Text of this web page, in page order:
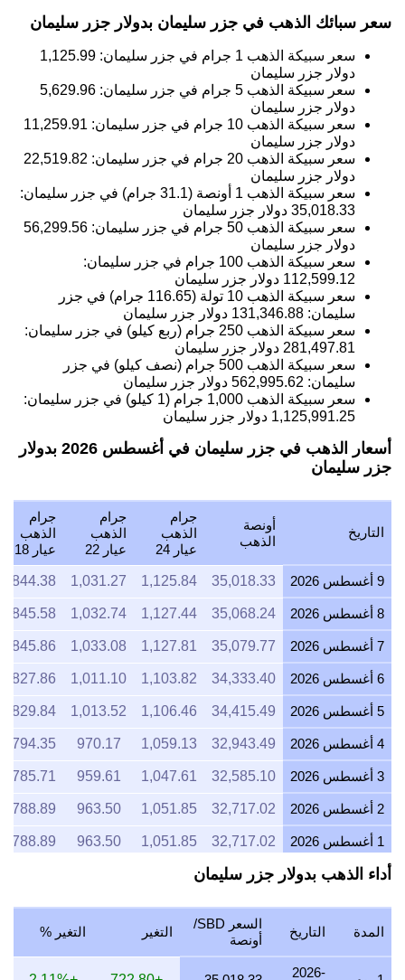
سعر سبائك الذهب في جزر سليمان بدولار جزر سليمان
سعر سبيكة الذهب 1 جرام في جزر سليمان:
1,125.99
دولار جزر سليمان
سعر سبيكة الذهب 5 جرام في جزر سليمان:
5,629.96
دولار جزر سليمان
سعر سبيكة الذهب 10 جرام في جزر سليمان:
11,259.91
دولار جزر سليمان
سعر سبيكة الذهب 20 جرام في جزر سليمان:
22,519.82
دولار جزر سليمان
سعر سبيكة الذهب 1 أونصة (31.1 جرام) في جزر سليمان:
35,018.33 دولار جزر سليمان
سعر سبيكة الذهب 50 جرام في جزر سليمان:
56,299.56
دولار جزر سليمان
سعر سبيكة الذهب 100 جرام في جزر سليمان:
112,599.12 دولار جزر سليمان
سعر سبيكة الذهب 10 تولة (116.65 جرام) في جزر
سليمان: 131,346.88 دولار جزر سليمان
سعر سبيكة الذهب 250 جرام (ربع كيلو) في جزر سليمان:
281,497.81 دولار جزر سليمان
سعر سبيكة الذهب 500 جرام (نصف كيلو) في جزر
سليمان: 562,995.62 دولار جزر سليمان
سعر سبيكة الذهب 1,000 جرام (1 كيلو) في جزر سليمان:
1,125,991.25 دولار جزر سليمان
أسعار الذهب في جزر سليمان في أغسطس 2026 بدولار
جزر سليمان
التاريخ
أونصة
الذهب
جرام
الذهب
عيار 24
جرام
الذهب
عيار 22
جرام
الذهب
عيار 18
9 أغسطس 2026 35,018.33
1,125.84
1,031.27
844.38
8 أغسطس 2026 35,068.24
1,127.44
1,032.74
845.58
7 أغسطس 2026 35,079.77
1,127.81
1,033.08
845.86
6 أغسطس 2026 34,333.40
1,103.82
1,011.10
827.86
5 أغسطس 2026 34,415.49
1,106.46
1,013.52
829.84
4 أغسطس 2026 32,943.49
1,059.13
970.17
794.35
3 أغسطس 2026 32,585.10
1,047.61
959.61
785.71
2 أغسطس 2026 32,717.02
1,051.85
963.50
788.89
1 أغسطس 2026 32,717.02
1,051.85
963.50
788.89
31 يوليو 2026 32,717.02
1,051.85
30 يوليو 2026 33,132.84
1,065.22
975.74
798.92
29 يوليو 2026 32,717.02
1,051.85
963.50
788.89
28 يوليو 2026 32,518.74
1,045.48
957.66
784.11
أداء الذهب بدولار جزر سليمان
المدة التاريخ
السعر SBD/
أونصة
التغير التغير %
2026-